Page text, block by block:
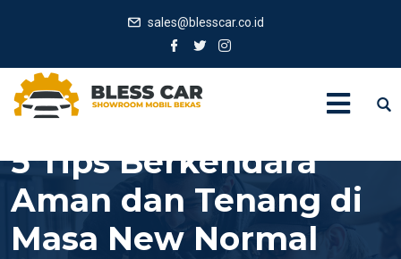
sales@blesscar.co.id
5 Tips Berkendara
Aman dan Tenang di
Masa New Normal